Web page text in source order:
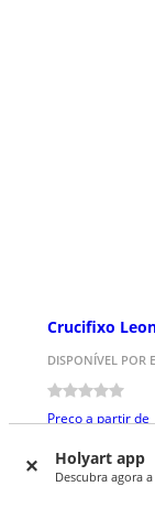
Holyart app
Descubra agora
Crucifixo
DISPONÍVEL POR
Preço a partir de